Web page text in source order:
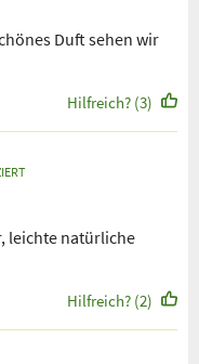
Duft sehen wir
Hilfreich? (3)
leichte natürliche
Hilfreich? (2)